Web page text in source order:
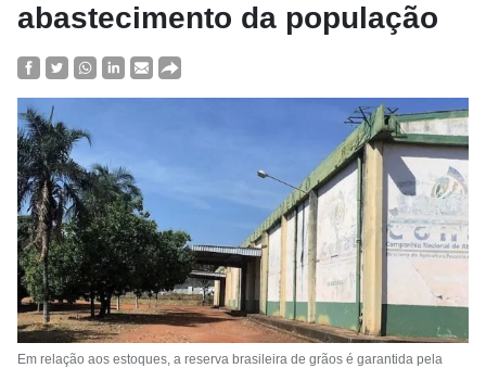
abastecimento da população
Em relação aos estoques, a reserva brasileira de grãos é garantida pela